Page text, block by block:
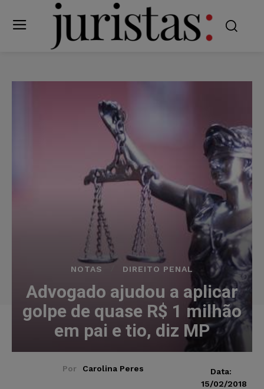
NOTAS DIREITO PENAL
Advogado ajudou a aplicar
golpe de quase R$ 1 milhão
em pai e tio, diz MP
Por Carolina Peres
Data:
15/02/2018